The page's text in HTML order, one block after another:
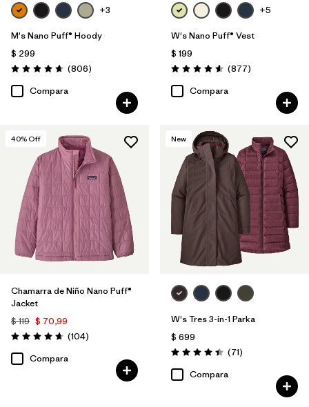
+3
M's Nano Puff® Hoody
$ 299
Valoración: 4.6 / 5
(806Comentarios
)
Compara
+5
W's Nano Puff® Vest
$ 199
Valoración: 4.6 / 5
(877Comentarios
)
Compara
40% Off
Chamarra de Niño Nano Puff®
Jacket
$ 119 $ 70,99
Valoración: 4.7 / 5
(104Comentarios
)
Compara
New
W's Tres 3-in-1 Parka
$ 699
Valoración: 4.4 / 5
(71Comentarios
)
Compara